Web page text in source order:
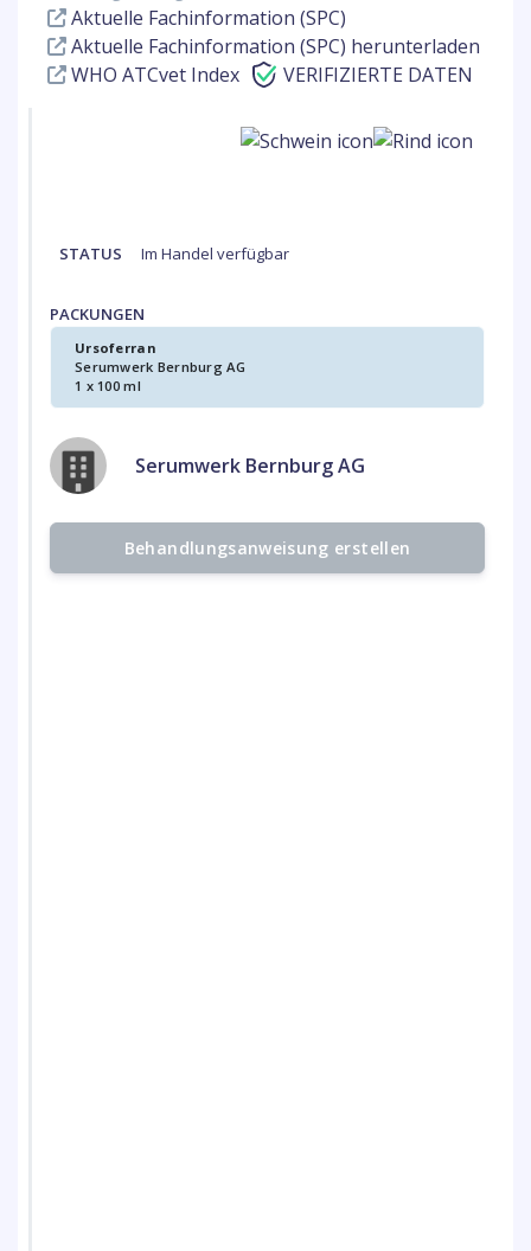
Aktuelle Fachinformation (SPC)
Aktuelle Fachinformation (SPC) herunterladen
WHO ATCvet Index
VERIFIZIERTE DATEN
STATUS Im Handel verfügbar
PACKUNGEN
Ursoferran
Serumwerk Bernburg AG
1 x 100 ml
Serumwerk Bernburg AG
Behandlungsanweisung erstellen